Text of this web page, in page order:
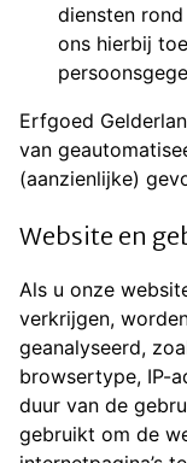
diensten
ons hierbij
Erfgoed
van
(aanzienlijke)
Website en
Als u onze
verkrijgen,
geanalyseerd,
browsertype, IP-
duur van de
gebruikt om de